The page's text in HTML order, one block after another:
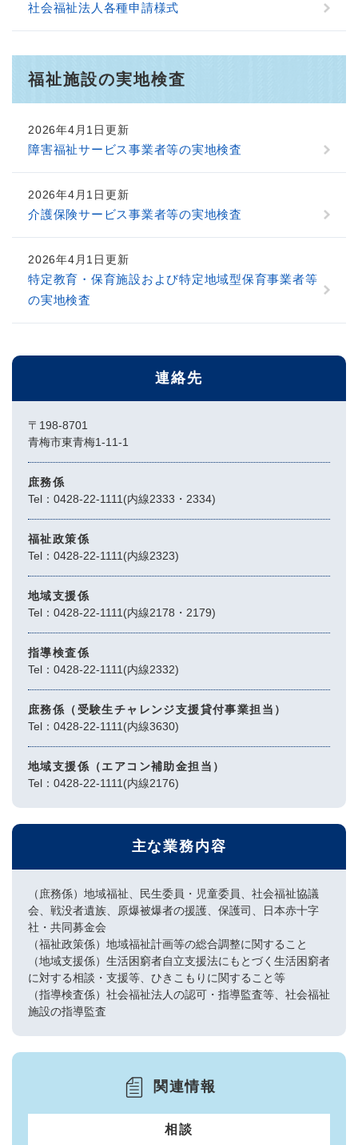
社会福祉法人各種申請様式
福祉施設の実地検査
2026年4月1日更新
障害福祉サービス事業者等の実地検査
2026年4月1日更新
介護保険サービス事業者等の実地検査
2026年4月1日更新
特定教育・保育施設および特定地域型保育事業者等
の実地検査
連絡先
〒198-8701
青梅市東青梅1-11-1
庶務係
Tel：0428-22-1111(内線2333・2334)
福祉政策係
Tel：0428-22-1111(内線2323)
地域支援係
Tel：0428-22-1111(内線2178・2179)
指導検査係
Tel：0428-22-1111(内線2332)
庶務係（受験生チャレンジ支援貸付事業担当）
Tel：0428-22-1111(内線3630)
地域支援係（エアコン補助金担当）
Tel：0428-22-1111(内線2176)
主な業務内容
（庶務係）地域福祉、民生委員・児童委員、社会福祉協議
会、戦没者遺族、原爆被爆者の援護、保護司、日本赤十字
社・共同募金会
（福祉政策係）地域福祉計画等の総合調整に関すること
（地域支援係）生活困窮者自立支援法にもとづく生活困窮者
に対する相談・支援等、ひきこもりに関すること等
（指導検査係）社会福祉法人の認可・指導監査等、社会福祉
施設の指導監査
関連情報
相談